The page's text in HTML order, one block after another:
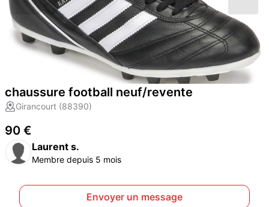
chaussure football neuf/revente
Girancourt (88390)
90 €
Laurent s.
Membre depuis 5 mois
Envoyer un message